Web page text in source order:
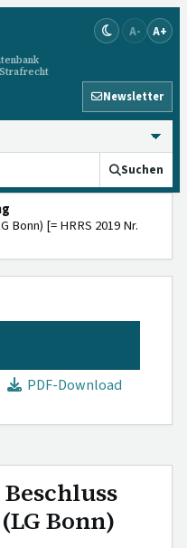
A- A+
Newsletter
Suchen
Bonn) [= HRRS 2019 Nr.
PDF-Download
Beschluss
Bonn)